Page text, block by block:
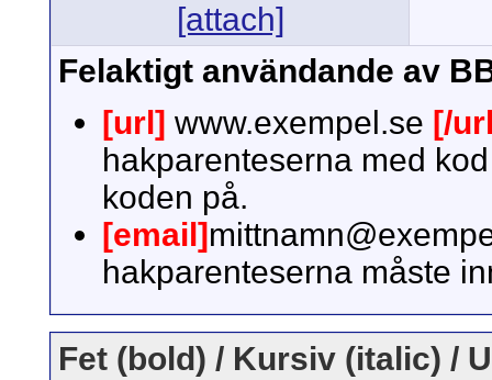
[attach]
Felaktigt användande av
[url] www.exempel.se [/
hakparenteserna med
koden på.
[email]
hakparenteserna måste
Fet (bold) / Kursiv (italic) /